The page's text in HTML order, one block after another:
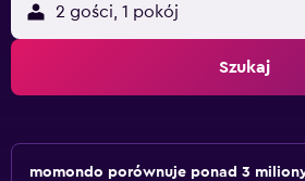
2 gości, 1 pokój
Szukaj
momondo porównuje ponad 3